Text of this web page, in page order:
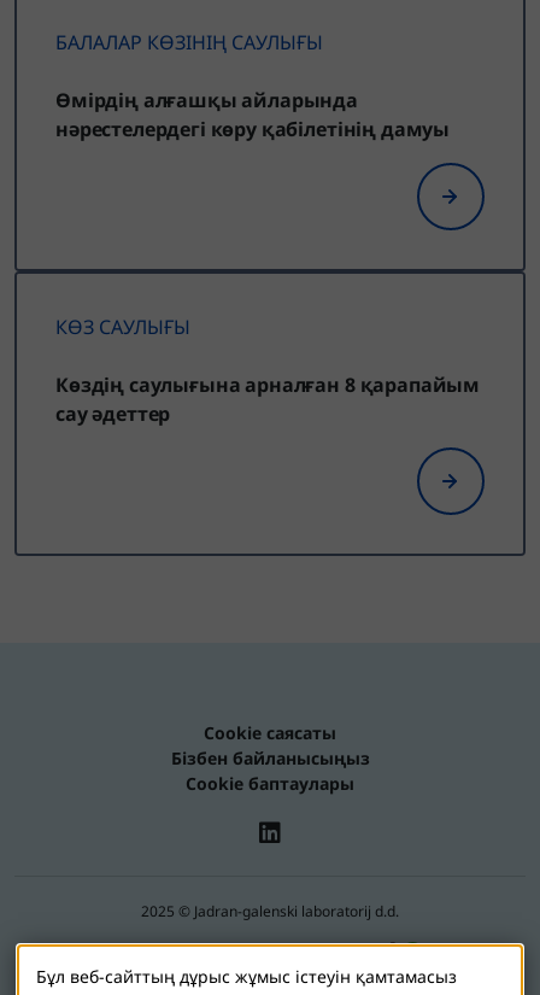
БАЛАЛАР КӨЗІНІҢ САУЛЫҒЫ
Өмірдің алғашқы айларында
нәрестелердегі көру қабілетінің дамуы
КӨЗ САУЛЫҒЫ
Көздің саулығына арналған 8 қарапайым
сау әдеттер
Cookie саясаты
Бізбен байланысыңыз
Cookie баптаулары
2025 © Jadran-galenski laboratorij d.d.
Бұл веб-сайттың дұрыс жұмыс істеуін қамтамасыз